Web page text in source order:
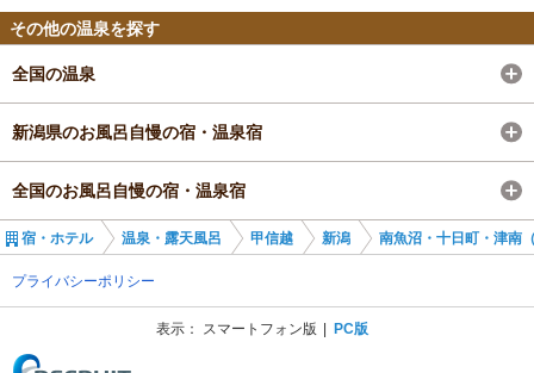
その他の温泉を探す
全国の温泉
新潟県のお風呂自慢の宿・温泉宿
全国のお風呂自慢の宿・温泉宿
宿・ホテル 温泉・露天風呂 甲信越 新潟 南魚沼・十日町・津南
プライバシーポリシー
表示： スマートフォン版 PC版